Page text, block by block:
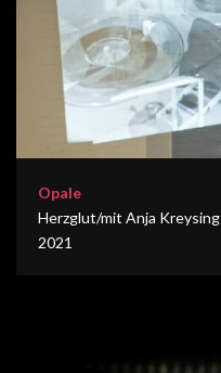
Opale
Herzglut/mit Anja Kreysing
2021